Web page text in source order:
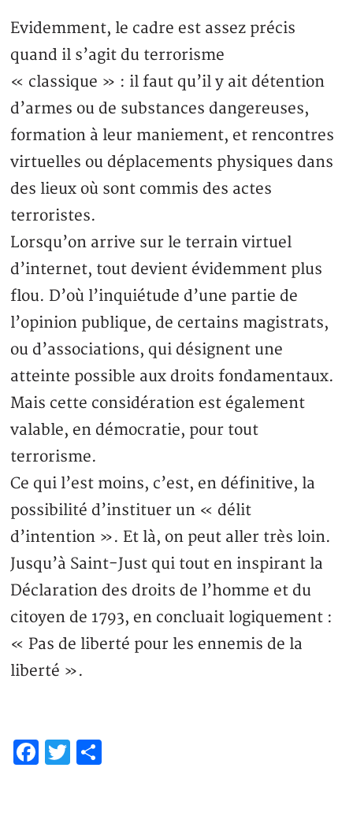
Evidemment, le cadre est assez précis
quand il s’agit du terrorisme
« classique » : il faut qu’il y ait détention
d’armes ou de substances dangereuses,
formation à leur maniement, et rencontres
virtuelles ou déplacements physiques dans
des lieux où sont commis des actes
terroristes.
Lorsqu’on arrive sur le terrain virtuel
d’internet, tout devient évidemment plus
flou. D’où l’inquiétude d’une partie de
l’opinion publique, de certains magistrats,
ou d’associations, qui désignent une
atteinte possible aux droits fondamentaux.
Mais cette considération est également
valable, en démocratie, pour tout
terrorisme.
Ce qui l’est moins, c’est, en définitive, la
possibilité d’instituer un « délit
d’intention ». Et là, on peut aller très loin.
Jusqu’à Saint-Just qui tout en inspirant la
Déclaration des droits de l’homme et du
citoyen de 1793, en concluait logiquement :
« Pas de liberté pour les ennemis de la
liberté ».
Facebook
Twitter